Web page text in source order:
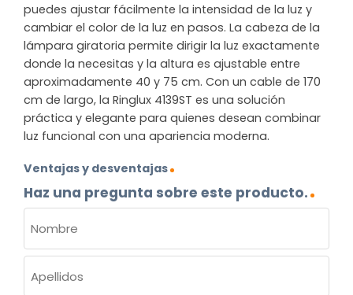
puedes ajustar fácilmente la intensidad de la luz y
cambiar el color de la luz en pasos. La cabeza de la
lámpara giratoria permite dirigir la luz exactamente
donde la necesitas y la altura es ajustable entre
aproximadamente 40 y 75 cm. Con un cable de 170
cm de largo, la Ringlux 4139ST es una solución
práctica y elegante para quienes desean combinar
luz funcional con una apariencia moderna.
Ventajas y desventajas
Haz una pregunta sobre este producto.
(OBLIGATORIO)
Nombre